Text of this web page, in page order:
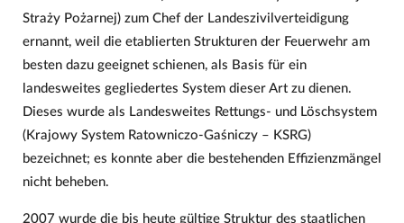
Straży Pożarnej) zum Chef der Landeszivilverteidigung
ernannt, weil die etablierten Strukturen der Feuerwehr am
besten dazu geeignet schienen, als Basis für ein
landesweites gegliedertes System dieser Art zu dienen.
Dieses wurde als Landesweites Rettungs- und Löschsystem
(Krajowy System Ratowniczo-Gaśniczy – KSRG)
bezeichnet; es konnte aber die bestehenden Effizienzmängel
nicht beheben.
2007 wurde die bis heute gültige Struktur des staatlichen